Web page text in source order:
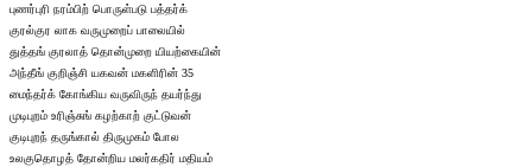
புணர்புரி நரம்பிற் பொருள்படு பத்தர்க்
குரல்குர லாக வருமுறைப் பாலையில்
துத்தங் குரலாத் தொன்முறை யியற்கையின்
அந்தீங் குறிஞ்சி யகவன் மகளிரின் 35
மைந்தர்க் கோங்கிய வருவிருந் தயர்ந்து
முடிபுறம் உரிஞ்சுங் கழற்காற் குட்டுவன்
குடிபுறந் தருங்கால் திருமுகம் போல
உலகுதொழத் தோன்றிய மலர்கதிர் மதியம்